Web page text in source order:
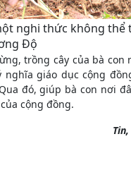
nghi thức không
Độ
trồng cây của bà
giáo dục cộng
đó, giúp bà con nơi
cộng đồng.